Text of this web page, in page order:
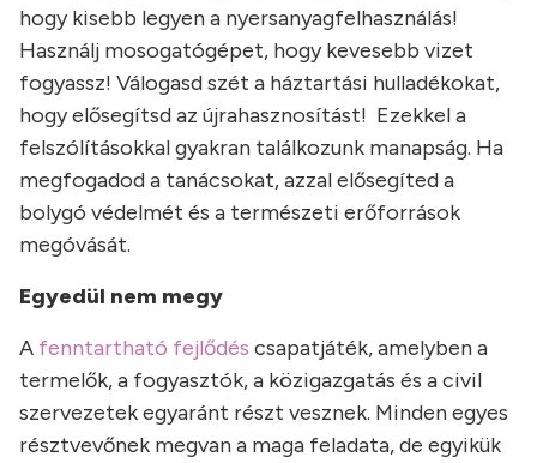
hogy kisebb legyen a nyersanyagfelhasználás!
Használj mosogatógépet, hogy kevesebb vizet
fogyassz! Válogasd szét a háztartási hulladékokat,
hogy elősegítsd az újrahasznosítást! Ezekkel a
felszólításokkal gyakran találkozunk manapság. Ha
megfogadod a tanácsokat, azzal elősegíted a
bolygó védelmét és a természeti erőforrások
megóvását.
Egyedül nem megy
A fenntartható fejlődés csapatjáték, amelyben a
termelők, a fogyasztók, a közigazgatás és a civil
szervezetek egyaránt részt vesznek. Minden egyes
résztvevőnek megvan a maga feladata, de egyikük